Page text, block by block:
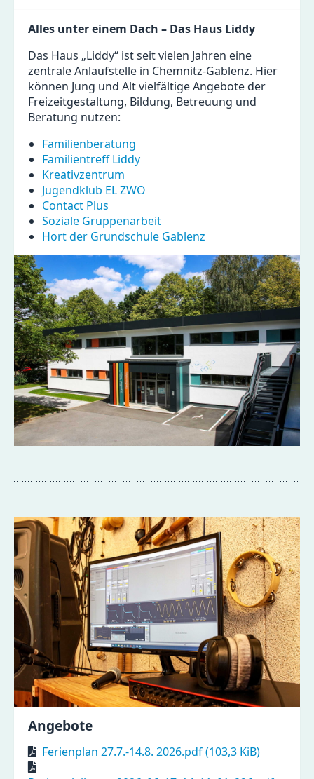
Alles unter einem Dach – Das Haus Liddy
Das Haus „Liddy“ ist seit vielen Jahren eine
zentrale Anlaufstelle in Chemnitz-Gablenz. Hier
können Jung und Alt vielfältige Angebote der
Freizeitgestaltung, Bildung, Betreuung und
Beratung nutzen:
Familienberatung
Familientreff Liddy
Kreativzentrum
Jugendklub EL ZWO
Contact Plus
Soziale Gruppenarbeit
Hort der Grundschule Gablenz
Angebote
Ferienplan 27.7.-14.8. 2026.pdf(103,3 KiB)